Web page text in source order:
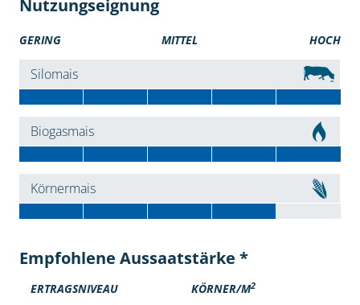
Nutzungseignung
GERING MITTEL HOCH
Silomais
Biogasmais
Körnermais
Empfohlene Aussaatstärke *
ERTRAGSNIVEAU KÖRNER/M2